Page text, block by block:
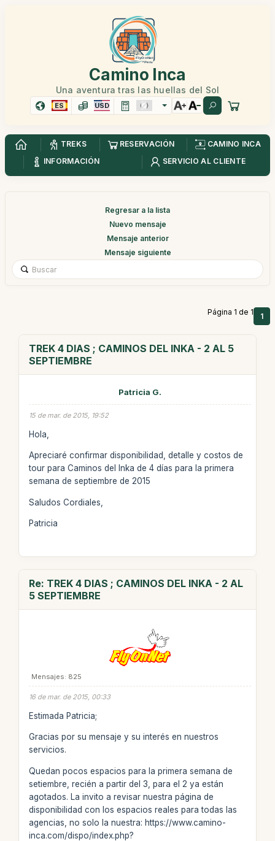
Camino Inca
Una aventura tras las huellas del Sol
ES USD
TREKS RESERVACIÓN
CAMINO INCA
INFORMACIÓN
SERVICIO AL CLIENTE
Regresar a la lista
Nuevo mensaje
Mensaje anterior
Mensaje siguiente
Página 1 de 1 1
TREK 4 DIAS ; CAMINOS DEL INKA - 2 AL 5
SEPTIEMBRE
Patricia G.
15 de mar. de 2015, 19:52
Hola,
Apreciaré confirmar disponibilidad, detalle y costos de
tour para Caminos del Inka de 4 días para la primera
semana de septiembre de 2015
Saludos Cordiales,
Patricia
Re: TREK 4 DIAS ; CAMINOS DEL INKA - 2 AL
5 SEPTIEMBRE
Mensajes: 825
16 de mar. de 2015, 00:33
Estimada Patricia;
Gracias por su mensaje y su interés en nuestros
servicios.
Quedan pocos espacios para la primera semana de
setiembre, recién a partir del 3, para el 2 ya están
agotados. La invito a revisar nuestra página de
disponibilidad con los espacios reales para todas las
agencias, no solo la nuestra: https://www.camino-
inca.com/dispo/index.php?